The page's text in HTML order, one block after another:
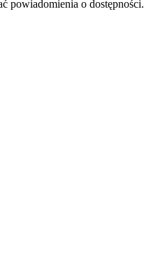
powiadomienia o dostępności.